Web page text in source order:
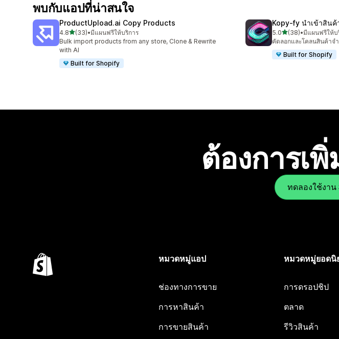
พบกับแอปที่น่าสนใจ
ProductUpload.ai Copy Products
4.8เต็ม 5 ดาว
(33)
ทั้งหมด 33 รีวิว
•มีแผนฟรีให้บริการ
Bulk import products from any store, Clone & Rewrite
with AI
Built for Shopify
Kopy‑fy นำเข้าสินค้
5.0เต็ม 5 ดาว
(38)
ทั้งหมด 38 รีวิว
•มีแผนฟรีให้บ
คัดลอกและโคลนสินค้าจ
Built for Shopify
ต้องการเ
ทดลองใช้งา
หมวดหมู่แอป
ช่องทางการขาย
การหาสินค้า
การขายสินค้า
หมวดหมู่ยอดนิ
การดรอปชิป
ตลาด
รีวิวสินค้า